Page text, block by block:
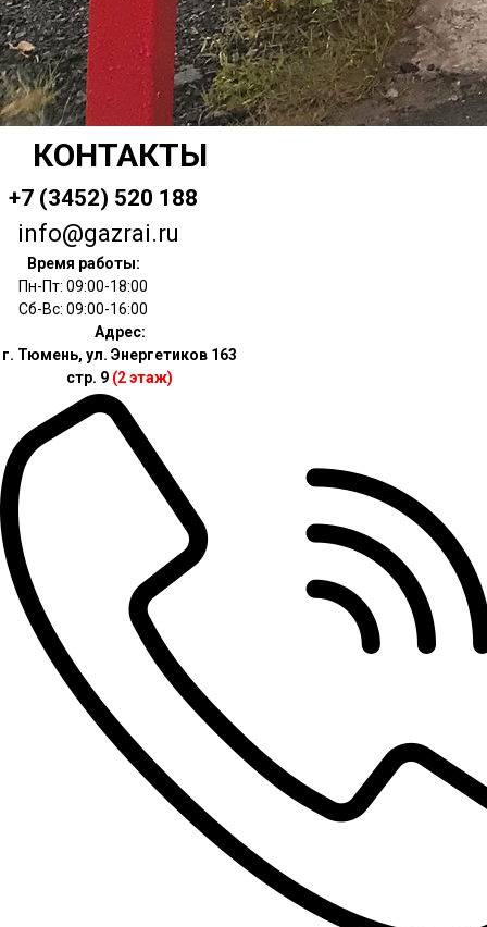
КОНТАКТЫ
+7 (3452) 520 188
info@gazrai.ru
Время работы:
Пн-Пт: 09:00-18:00
Сб-Вс: 09:00-16:00
Адрес:
г. Тюмень, ул. Энергетиков 163
стр. 9 (2 этаж)